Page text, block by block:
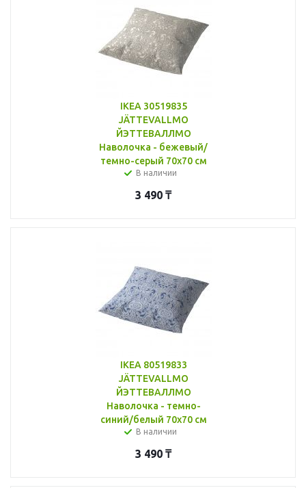
IKEA 30519835
JÄTTEVALLMO
ЙЭТТЕВАЛЛМО
Наволочка - бежевый/
темно-серый 70x70 см
В наличии
3 490 ₸
IKEA 80519833
JÄTTEVALLMO
ЙЭТТЕВАЛЛМО
Наволочка - темно-
синий/белый 70x70 см
В наличии
3 490 ₸